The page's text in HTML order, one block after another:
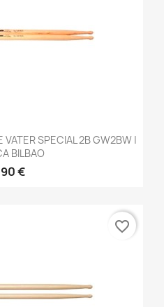
SPECIAL 2B GW2BW |
BILBAO
€
favorite_border